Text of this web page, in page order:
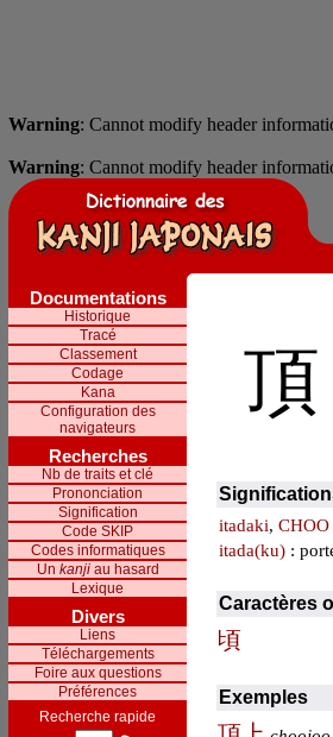
Warning: Cannot modify header
Warning: Cannot modify header
Documentations
Historique
Tracé
Classement
Codage
Kana
Configuration des
navigateurs
Recherches
Nb de traits et clé
Prononciation
Signification
Code SKIP
Codes informatiques
Un kanjiau hasard
Lexique
Divers
Liens
Téléchargements
Foire aux questions
Préférences
Recherche rapide
頂
itadaki, CHOO
itada(ku) :
Caractères
頃
Exemples